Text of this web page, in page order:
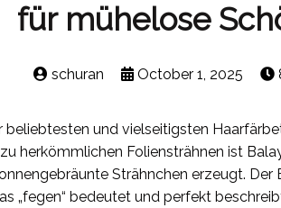
für mühelose
schuran October 1, 2025
beliebtesten und vielseitigsten
herkömmlichen Foliensträhnen ist
Strähnchen erzeugt.
„fegen“ bedeutet und perfekt